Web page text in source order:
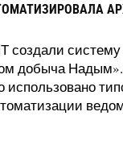
систему
добыча